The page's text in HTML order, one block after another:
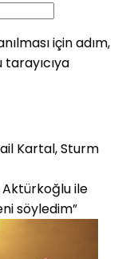
için adım,
ile
söyledim”